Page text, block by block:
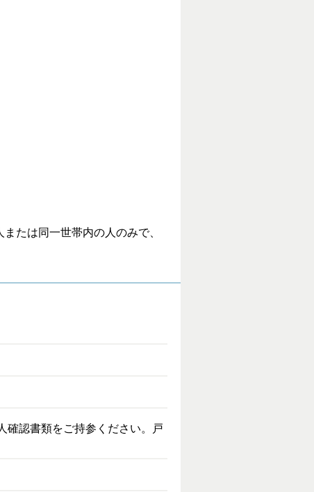
たは同一世帯内の人のみで、
確認書類をご持参ください。戸